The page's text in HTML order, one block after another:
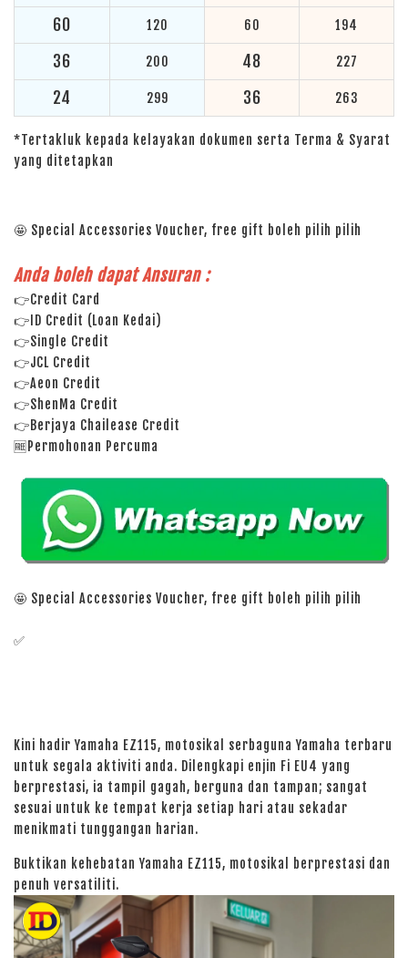
60 120 60 194
36 200 48 227
24 299 36 263
*Tertakluk kepada kelayakan dokumen serta Terma & Syarat
yang ditetapkan
🤩 Special Accessories Voucher, free gift boleh pilih pilih
Anda boleh dapat Ansuran :
👉Credit Card
👉ID Credit (Loan Kedai)
👉Single Credit
👉JCL Credit
👉Aeon Credit
👉ShenMa Credit
👉Berjaya Chailease Credit
🆓Permohonan Percuma
🤩 Special Accessories Voucher, free gift boleh pilih pilih
✅
Kini hadir Yamaha EZ115, motosikal serbaguna Yamaha terbaru
untuk segala aktiviti anda. Dilengkapi enjin Fi EU4 yang
berprestasi, ia tampil gagah, berguna dan tampan; sangat
sesuai untuk ke tempat kerja setiap hari atau sekadar
menikmati tunggangan harian.
Buktikan kehebatan Yamaha EZ115, motosikal berprestasi dan
penuh versatiliti.